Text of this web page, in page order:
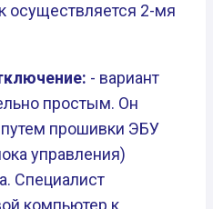
осуществляется 2-мя
- вариант
простым. Он
прошивки ЭБУ
управления)
Специалист
компьютер к